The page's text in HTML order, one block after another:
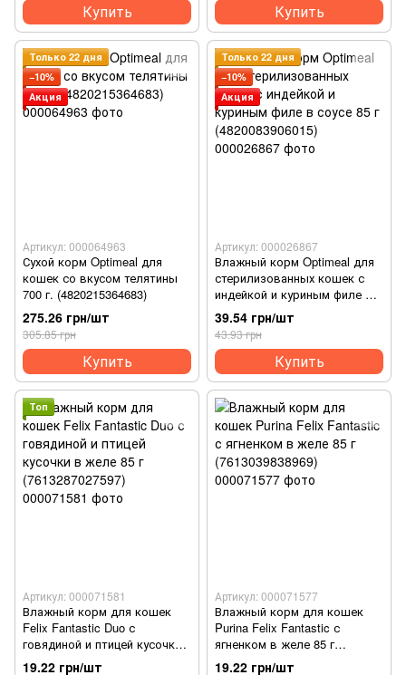
Купить Купить
Только 22 дня
−10%
Акция
Артикул: 000064963
Сухой корм Optimeal для
кошек со вкусом телятины
700 г. (4820215364683)
275.26 грн/шт
305.85 грн
Купить
Только 22 дня
−10%
Акция
Артикул: 000026867
Влажный корм Optimeal для
стерилизованных кошек с
индейкой и куриным филе в
соусе 85 г (4820083906015)
39.54 грн/шт
43.93 грн
Купить
Топ
Артикул: 000071581
Влажный корм для кошек
Felix Fantastic Duo с
говядиной и птицей кусочки
в желе 85 г (7613287027597)
19.22 грн/шт
Артикул: 000071577
Влажный корм для кошек
Purina Felix Fantastic с
ягненком в желе 85 г
(7613039838969)
19.22 грн/шт